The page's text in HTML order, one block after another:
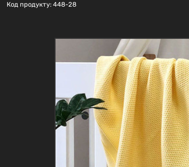
Код продукту: 448-28